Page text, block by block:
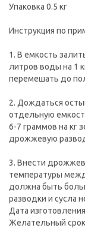
Упаковка 0.5 кг
Инструкция по
1. В емкость
литров воды на 1
перемешать до
2. Дождаться
отдельную
6-7 граммов на кг
дрожжевую
3. Внести
температуры
должна быть
разводки и сусла
Дата
Желательный